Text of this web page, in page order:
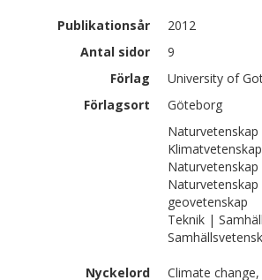
Publikationsår
2012
Antal sidor
9
Förlag
University of
Förlagsort
Göteborg
Klimatvetenskap
geovetenskap
Teknik |
Nyckelord
Climate